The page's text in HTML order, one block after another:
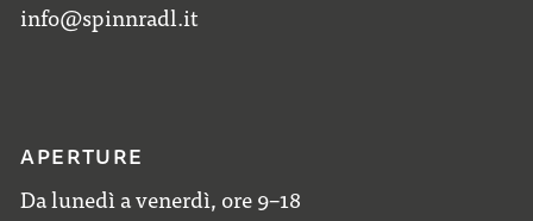
info@spinnradl.it
APERTURE
Da lunedì a venerdì, ore 9–18